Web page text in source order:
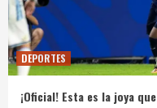
DEPORTES
¡Oficial! Esta es la joya que